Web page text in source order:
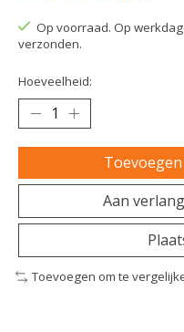
Op voorraad. Op
verzonden.
Hoeveelheid:
Aan
Toevoegen om te